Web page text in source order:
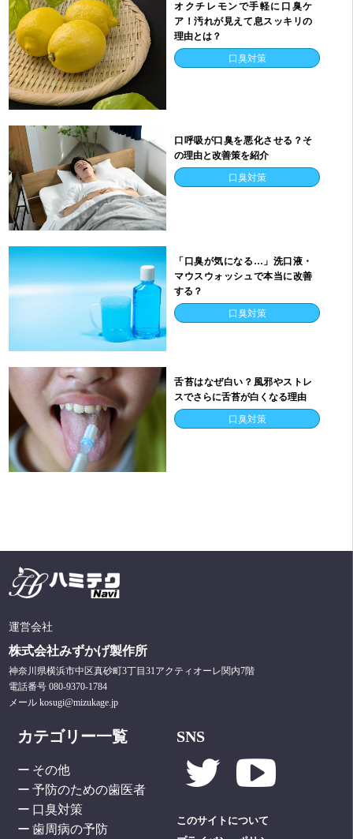
オクチレモンで手軽に口臭ケ
ア！汚れが見えて息スッキリの
理由とは？
口臭対策
口呼吸が口臭を悪化させる？そ
の理由と改善策を紹介
口臭対策
「口臭が気になる…」洗口液・
マウスウォッシュで本当に改善
する？
口臭対策
舌苔はなぜ白い？風邪やストレ
スでさらに舌苔が白くなる理由
口臭対策
運営会社
株式会社みずかげ製作所
神奈川県横浜市中区真砂町3丁目31アクティオーレ関内7階
電話番号 080-9370-1784
メール kosugi@mizukage.jp
カテゴリー一覧
その他
予防のための歯医者
口臭対策
歯周病の予防
SNS
このサイトについて